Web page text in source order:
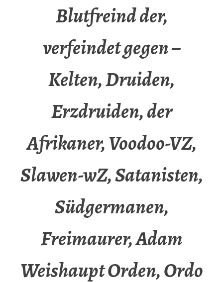
Blutfreind der,
verfeindet gegen –
Kelten, Druiden,
Erzdruiden, der
Afrikaner, Voodoo-VZ,
Slawen-wZ, Satanisten,
Südgermanen,
Freimaurer, Adam
Weishaupt Orden, Ordo